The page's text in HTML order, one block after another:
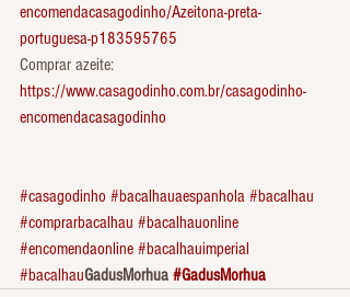
encomendacasagodinho/Azeitona-preta-
portuguesa-p183595765
Comprar azeite:
https://www.casagodinho.com.br/casagodinho-
encomendacasagodinho
#casagodinho #bacalhauaespanhola #bacalhau
#comprarbacalhau #bacalhauonline
#encomendaonline #bacalhauimperial
#bacalhauGadusMorhua #GadusMorhua